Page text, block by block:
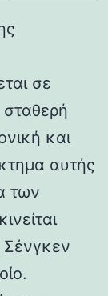
σε
σταθερή
και
αυτής
των
Σένγκεν